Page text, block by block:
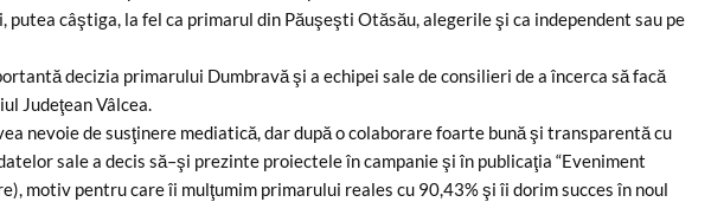
putea câştiga, la fel ca primarul din Păuşeşti Otăsău, alegerile şi ca independent sau pe
decizia primarului Dumbravă şi a echipei sale de consilieri de a încerca să facă
Judeţean Vâlcea.
nevoie de susţinere mediatică, dar după o colaborare foarte bună şi transparentă cu
sale a decis să–şi prezinte proiectele în campanie şi în publicaţia “Eveniment
motiv pentru care îi mulţumim primarului reales cu 90,43% şi îi dorim succes în noul